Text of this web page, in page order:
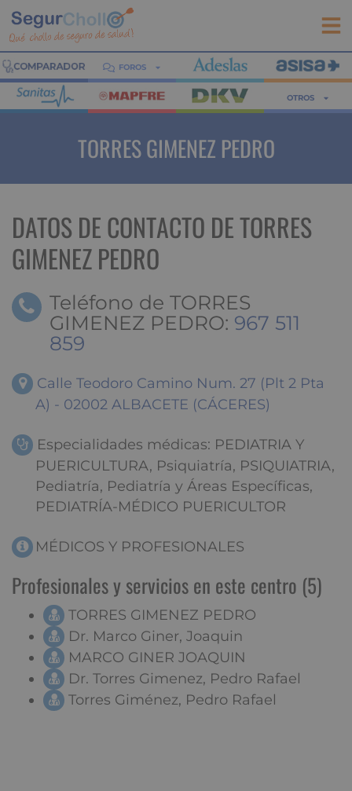
FOROS
OTROS
TORRES GIMENEZ PEDRO
DATOS DE CONTACTO DE TORRES
GIMENEZ PEDRO
Teléfono de TORRES
GIMENEZ PEDRO: 967 511
859
Calle Teodoro Camino Num. 27 (Plt 2 Pta
A) - 02002 ALBACETE (CÁCERES)
Especialidades médicas: PEDIATRIA Y
PUERICULTURA, Psiquiatría, PSIQUIATRIA,
Pediatría, Pediatría y Áreas Específicas,
PEDIATRÍA-MÉDICO PUERICULTOR
MÉDICOS Y PROFESIONALES
Profesionales y servicios en este centro (5)
TORRES GIMENEZ PEDRO
Dr. Marco Giner, Joaquin
MARCO GINER JOAQUIN
Dr. Torres Gimenez, Pedro Rafael
Torres Giménez, Pedro Rafael